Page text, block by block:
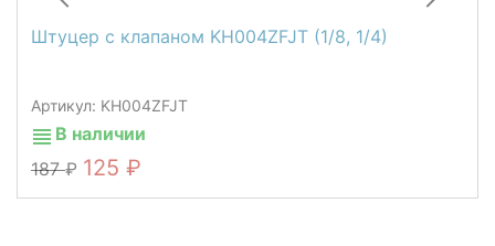
Штуцер c клапаном KH004ZFJT (1/8, 1/4)
Артикул: KH004ZFJT
В наличии
187
125